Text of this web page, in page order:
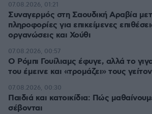
Συναγερμός στη Σαουδική Αραβία
πληροφορίες για επικείμενες
οργανώσεις και Χούθι
07.08.2026, 01:21
Ο Ρόμπι Γουίλιαμς έφυγε, αλλά το
του έμεινε και «τρομάζει» τους
07.08.2026, 00:57
Παιδιά και κατοικίδια: Πώς
σέβονται
07.08.2026, 00:30